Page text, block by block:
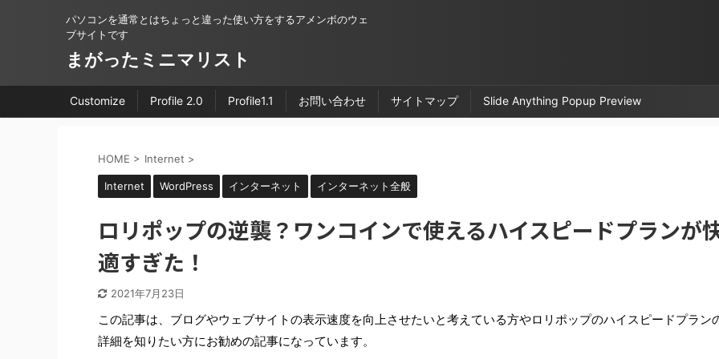
パソコンを通常とはちょっと違った使い方をするアメンボのウェ
ブサイトです
まがったミニマリスト
Customize Profile 2.0 Profile1.1 お問い合わせ サイトマップ Slide Anything Popup Preview
HOME > Internet >
Internet WordPress インターネット インターネット全般
ロリポップの逆襲？ワンコインで使えるハイスピードプランが
適すぎた！
2021年7月23日
この記事は、ブログやウェブサイトの表示速度を向上させたいと考えている方やロリポップのハイスピードプラン
詳細を知りたい方にお勧めの記事になっています。